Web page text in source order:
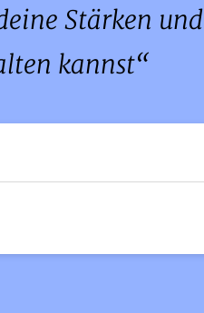
Stärken und
kannst